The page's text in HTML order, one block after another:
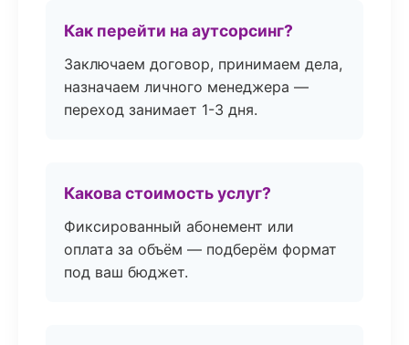
Как перейти на аутсорсинг?
Заключаем договор, принимаем дела,
назначаем личного менеджера —
переход занимает 1-3 дня.
Какова стоимость услуг?
Фиксированный абонемент или
оплата за объём — подберём формат
под ваш бюджет.